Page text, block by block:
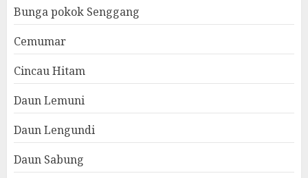
Bunga pokok Senggang
Cemumar
Cincau Hitam
Daun Lemuni
Daun Lengundi
Daun Sabung